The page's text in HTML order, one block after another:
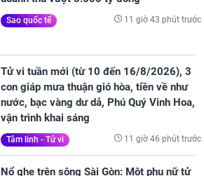
Sao quốc tế 11 giờ 43 phút trước
Tử vi tuần mới (từ 10 đến 16/8/2026), 3
con giáp mưa thuận gió hòa, tiền về như
nước, bạc vàng dư dả, Phú Quý Vinh Hoa,
vận trình khai sáng
Tâm linh - Tử vi 11 giờ 46 phút trước
Nổ ghe trên sông Sài Gòn: Một phụ nữ tử